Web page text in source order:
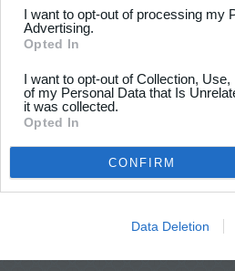
I want to opt-out of processing my
Advertising.
Opted In
I want to opt-out of Collection,
of my Personal Data that Is
it was collected.
Opted In
CONFIRM
Data Deletion